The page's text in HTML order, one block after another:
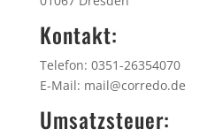
Kontakt:
Telefon: 0351-26354070
E-Mail: mail@corredo.de
Umsatzsteuer: